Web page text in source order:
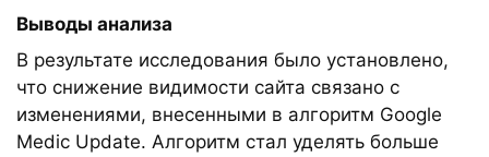
Выводы анализа
В результате исследования было установлено,
что снижение видимости сайта связано с
изменениями, внесенными в алгоритм Google
Medic Update. Алгоритм стал уделять больше